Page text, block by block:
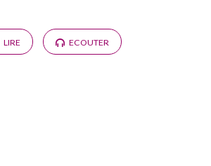
LIRE ECOUTER